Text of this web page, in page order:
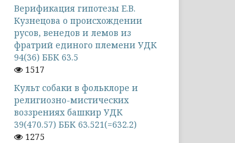
Верификация гипотезы Е.В.
Кузнецова о происхождении
русов, венедов и лемов из
фратрий единого племени УДК
94(36) ББК 63.5
1517
Культ собаки в фольклоре и
религиозно-мистических
воззрениях башкир УДК
39(470.57) ББК 63.521(=632.2)
1275